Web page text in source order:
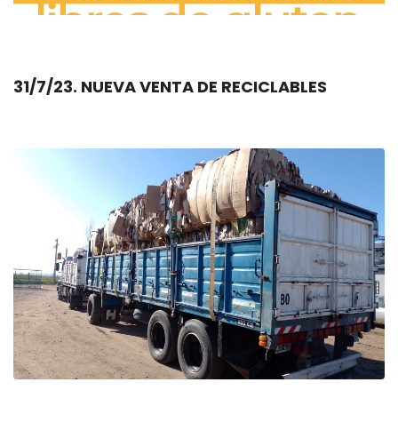
31/7/23. NUEVA VENTA DE RECICLABLES